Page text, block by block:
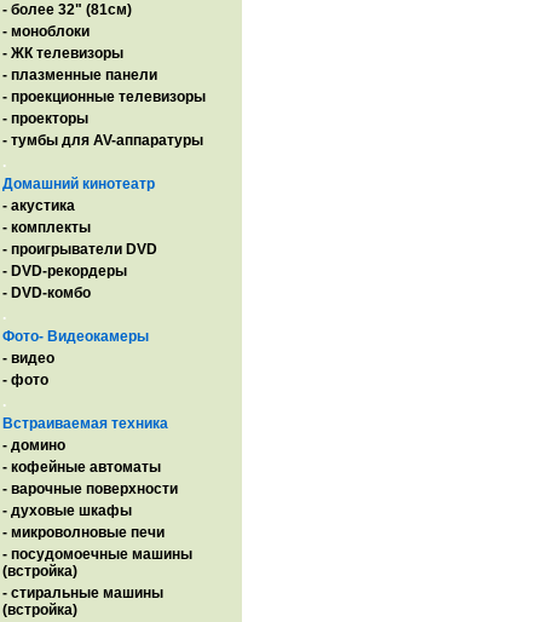
- более 32" (81см)
- моноблоки
- ЖК телевизоры
- плазменные панели
- проекционные телевизоры
- проекторы
- тумбы для AV-аппаратуры
.
Домашний кинотеатр
- акустика
- комплекты
- проигрыватели DVD
- DVD-рекордеры
- DVD-комбо
.
Фото- Видеокамеры
- видео
- фото
.
Встраиваемая техника
- домино
- кофейные автоматы
- варочные поверхности
- духовые шкафы
- микроволновые печи
- посудомоечные машины
(встройка)
- стиральные машины
(встройка)